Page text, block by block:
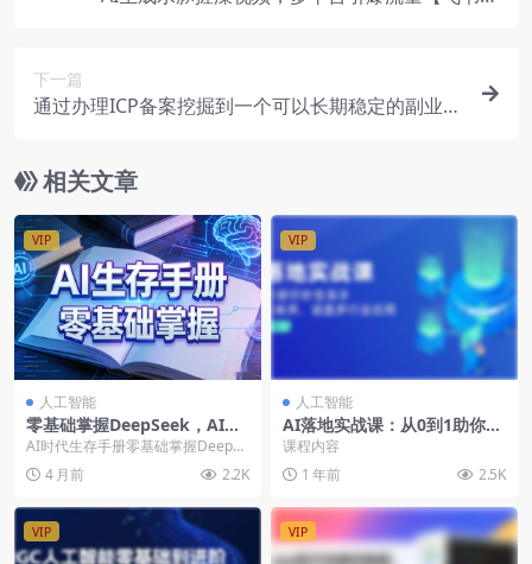
下一篇
通过办理ICP备案挖掘到一个可以长期稳定的副业
相关文章
VIP
人工智能
零基础掌握DeepSeek，AI时
代生存手册（PDF文档教程）
AI时代生存手册零基础掌握DeepSe
ekPDF文档教程 会员可免费...
4 月前 2.2K
VIP
人工智能
AI落地实战课：从0到1助你秒
变高手，手机就能用，涵盖多
行业应用
课程内容
1 年前
2.5K
VIP VIP